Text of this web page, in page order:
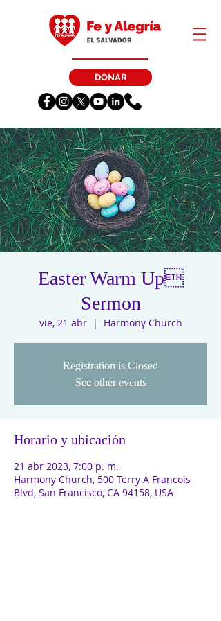
DONAR
Easter Warm Up
Sermon
vie, 21 abr
  |
Harmony Church
Registration is Closed
See other events
Horario y ubicación
21 abr 2023, 7:00 p. m.
Harmony Church, 500 Terry A Francois
Blvd, San Francisco, CA 94158, USA